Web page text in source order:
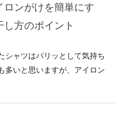
ロンがけを簡単にす
し方のポイント
シャツはパリッとして気持ち
多いと思いますが、アイロン